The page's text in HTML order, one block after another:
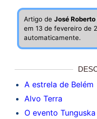
Artigo deJosé Roberto
em 13 de fevereiro de
automaticamente.
A estrela de Belém
Alvo Terra
O evento Tunguska